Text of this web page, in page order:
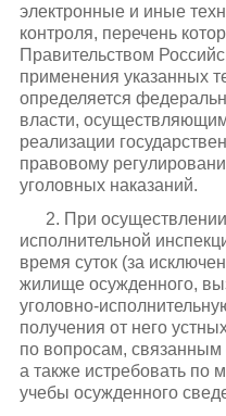
электронные и иные
контроля, перечень
Правительством
применения указанных
определяется
власти,
реализации
правовому
уголовных наказаний.
2. При
исполнительной
время суток (за
жилище осужденного,
уголовно-
получения от него
по вопросам,
а также истребовать по
учебы осужденного